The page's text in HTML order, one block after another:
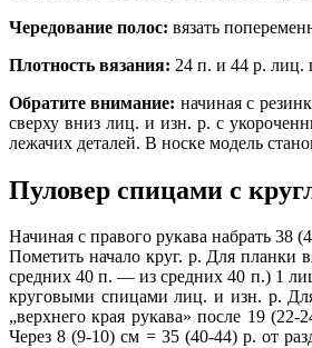
Чередование полос: вязать
Плотность вязания: 24 п. и 44 р. лиц.
Обратите внимание: начиная с
сверху вниз лиц. и изн. р. с
лежачих деталей. В носке модель
Пуловер спицами с
Начиная с правого рукава набрать
Пометить начало круг. р. Для планки
средних 40 п. — из средних 40 п.) 1
круговыми спицами лиц. и изн. р.
„верхнего края рукава» после 19
Через 8 (9-10) см = 35 (40-44) р. от